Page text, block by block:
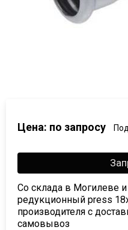
Цена: по запросу
Со склада в Могилеве
редукционный press
производителя с
самовывоз